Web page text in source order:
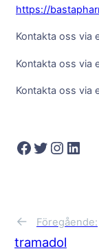
https://
Kontakta oss via
Kontakta oss via
Kontakta oss via
Facebook Twitter Instagram LinkedIn
← Föregående:
tramadol